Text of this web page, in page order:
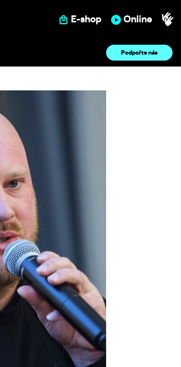
E-shop Online
Podpořte nás